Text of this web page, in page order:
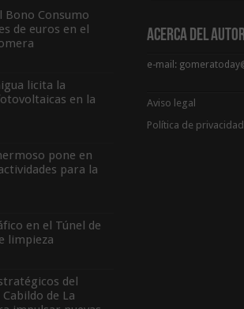
Bono Consumo
de euros en el
licita la
en la
pone en
para la
en el Túnel de
limpieza
del
de La
Acerca del Autor
e-mail:
Aviso legal
Política de privacidad